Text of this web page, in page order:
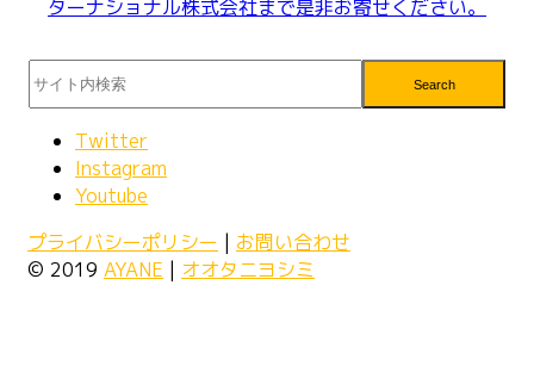
Search
Twitter
Instagram
Youtube
プライバシーポリシー | お問い合わせ
© 2019 AYANE | オオタニヨシミ